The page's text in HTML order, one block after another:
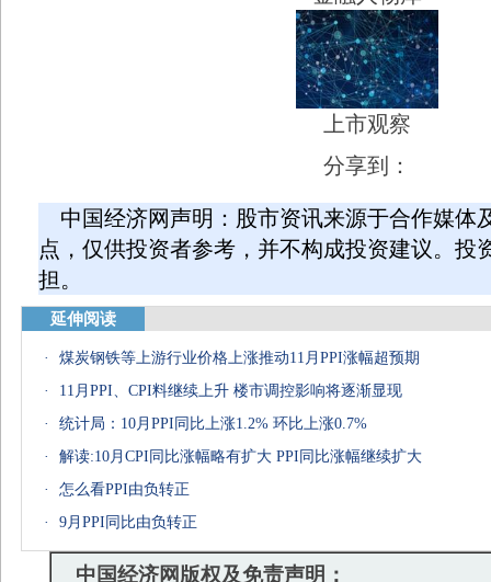
上市观察
分享到：
中国经济网声明：股市资讯来源于合作媒体
点，仅供投资者参考，并不构成投资建议。投
担。
延伸阅读
·
煤炭钢铁等上游行业价格上涨推动11月PPI涨幅超预期
·
11月PPI、CPI料继续上升 楼市调控影响将逐渐显现
·
统计局：10月PPI同比上涨1.2% 环比上涨0.7%
·
解读:10月CPI同比涨幅略有扩大 PPI同比涨幅继续扩大
·
怎么看PPI由负转正
·
9月PPI同比由负转正
中国经济网版权及免责声明：